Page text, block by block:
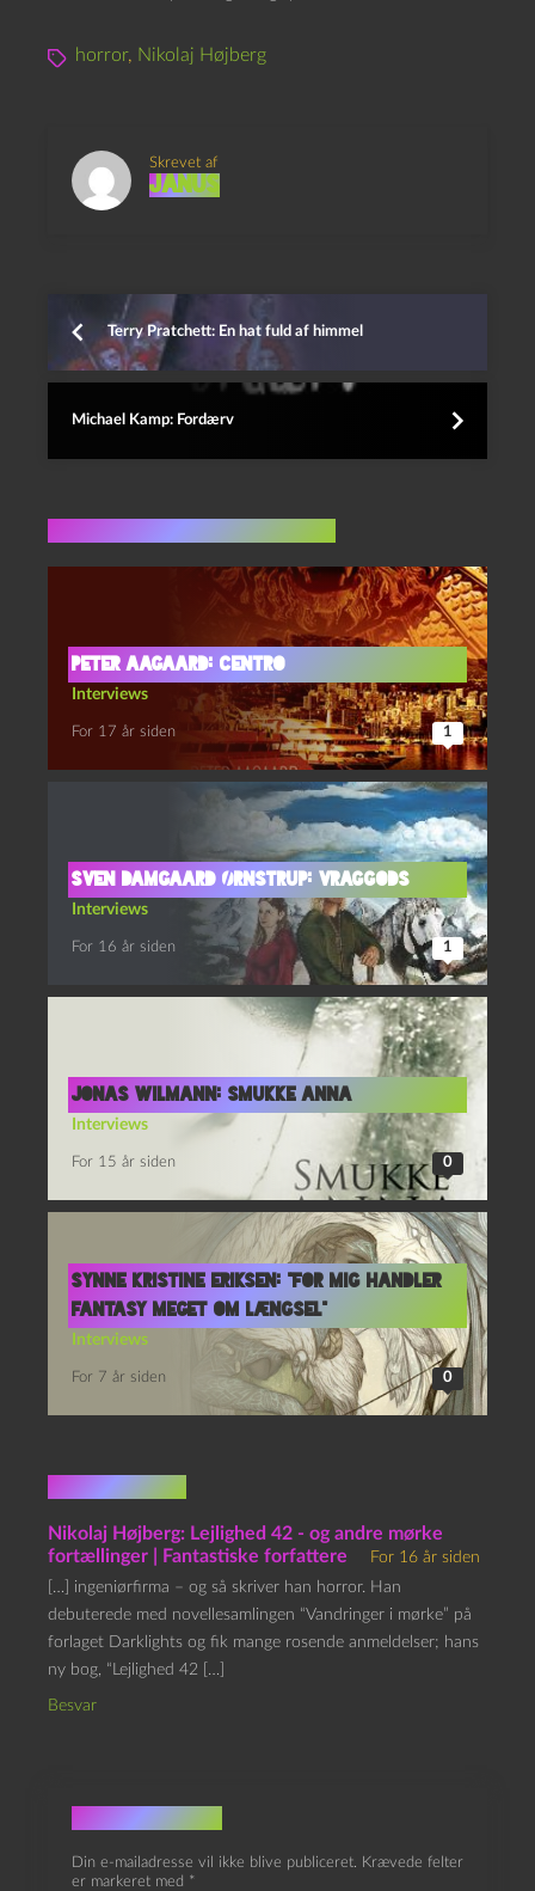
horror, Nikolaj Højberg
Skrevet af
Janus
Terry Pratchett: En hat fuld af himmel
Michael Kamp: Fordærv
Peter Aagaard: Centro
Interviews
For 17 år siden 1
Sven Damgaard Ørnstrup: Vraggods
Interviews
For 16 år siden 1
Jonas Wilmann: Smukke Anna
Interviews
For 15 år siden 0
Synne Kristine Eriksen: “For mig handler
fantasy meget om længsel”
Interviews
For 7 år siden 0
1 kommentar
Nikolaj Højberg: Lejlighed 42 - og andre mørke
fortællinger | Fantastiske forfattere
For 16 år siden
[…] ingeniørfirma – og så skriver han horror. Han
debuterede med novellesamlingen “Vandringer i mørke” på
forlaget Darklights og fik mange rosende anmeldelser; hans
ny bog, “Lejlighed 42 […]
Besvar
Skriv et svar
Din e-mailadresse vil ikke blive publiceret. Krævede felter
er markeret med *